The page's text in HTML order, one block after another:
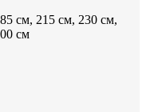
см, 215 см, 230 см,
см